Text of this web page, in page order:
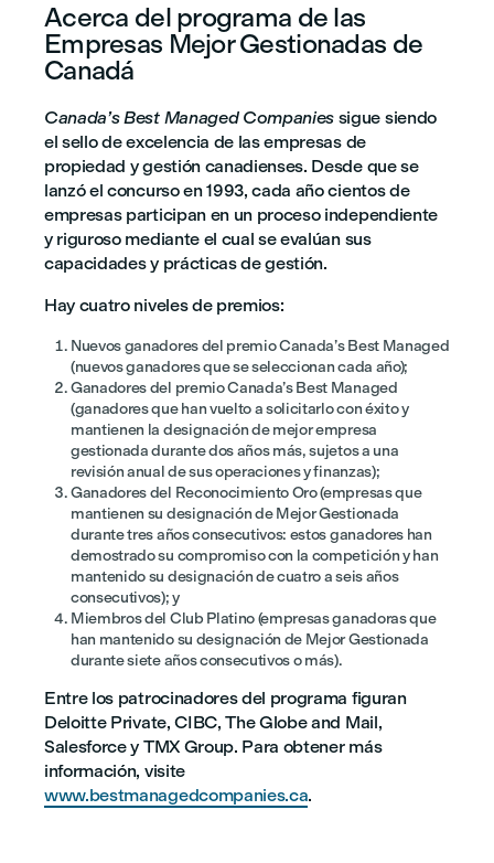
Acerca del programa de las
Empresas Mejor Gestionadas de
Canadá
Canada’s Best Managed Companies sigue siendo
el sello de excelencia de las empresas de
propiedad y gestión canadienses. Desde que se
lanzó el concurso en 1993, cada año cientos de
empresas participan en un proceso independiente
y riguroso mediante el cual se evalúan sus
capacidades y prácticas de gestión.
Hay cuatro niveles de premios:
Nuevos ganadores del premio Canada’s Best Managed
(nuevos ganadores que se seleccionan cada año);
Ganadores del premio Canada’s Best Managed
(ganadores que han vuelto a solicitarlo con éxito y
mantienen la designación de mejor empresa
gestionada durante dos años más, sujetos a una
revisión anual de sus operaciones y finanzas);
Ganadores del Reconocimiento Oro (empresas que
mantienen su designación de Mejor Gestionada
durante tres años consecutivos: estos ganadores han
demostrado su compromiso con la competición y han
mantenido su designación de cuatro a seis años
consecutivos); y
Miembros del Club Platino (empresas ganadoras que
han mantenido su designación de Mejor Gestionada
durante siete años consecutivos o más).
Entre los patrocinadores del programa figuran
Deloitte Private, CIBC, The Globe and Mail,
Salesforce y TMX Group. Para obtener más
información, visite
www.bestmanagedcompanies.ca.